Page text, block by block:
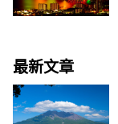
最新文章